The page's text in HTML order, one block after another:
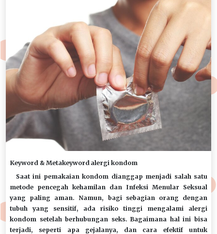
Keyword & Metakeyword alergi kondom
Saat ini pemakaian kondom dianggap menjadi salah satu
metode pencegah kehamilan dan Infeksi Menular Seksual
yang paling aman. Namun, bagi sebagian orang dengan
tubuh yang sensitif, ada risiko tinggi mengalami alergi
kondom setelah berhubungan seks. Bagaimana hal ini bisa
terjadi, seperti apa gejalanya, dan cara efektif untuk